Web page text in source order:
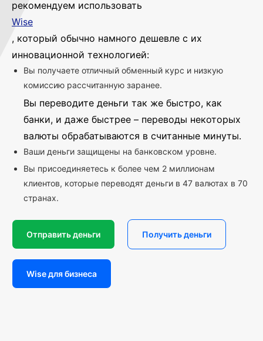
рекомендуем использовать
Wise
, который обычно намного дешевле с их
инновационной технологией:
Вы получаете отличный обменный курс и низкую
комиссию рассчитанную заранее.
Вы переводите деньги так же быстро, как
банки, и даже быстрее – переводы некоторых
валюты обрабатываются в считанные минуты.
Ваши деньги защищены на банковском уровне.
Вы присоединяетесь к более чем 2 миллионам
клиентов, которые переводят деньги в 47 валютах в 70
странах.
Отправить деньги Получить деньги
Wise для бизнеса